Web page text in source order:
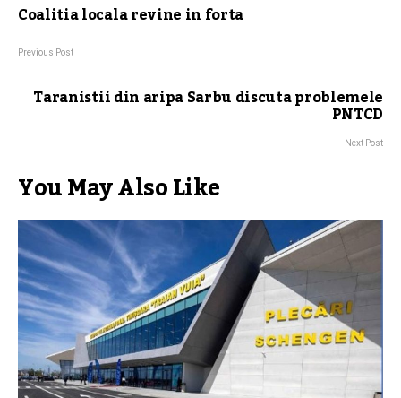
Coalitia locala revine in forta
Previous Post
Taranistii din aripa Sarbu discuta problemele
PNTCD
Next Post
You May Also Like